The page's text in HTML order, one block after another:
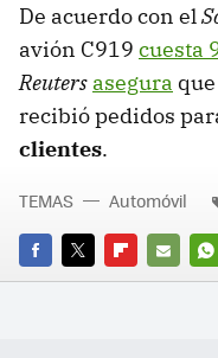
De acuerdo con el
avión C919 cuesta
Reuters asegura
recibió pedidos
clientes.
FACEBOOK
TWITTERFLIPBOARD
E-
TEMAS Automóvil